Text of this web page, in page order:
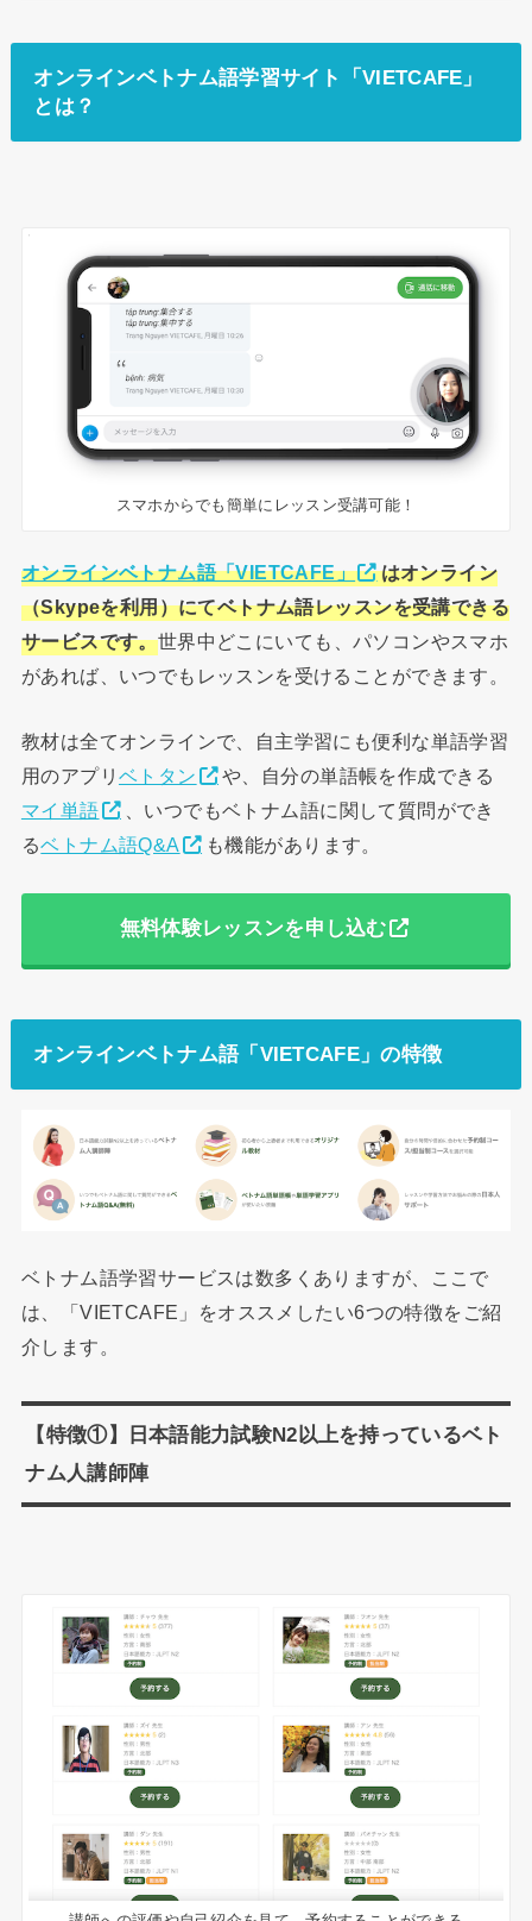
オンラインベトナム語学習サイト「VIETCAFE」
とは？
スマホからでも簡単にレッスン受講可能！
オンラインベトナム語「VIETCAFE」
はオンライン
（Skypeを利用）にてベトナム語レッスンを受講できる
サービスです。世界中どこにいても、パソコンやスマホ
があれば、いつでもレッスンを受けることができます。
教材は全てオンラインで、自主学習にも便利な単語学習
用のアプリ ベトタン
や、自分の単語帳を作成できる
マイ単語
、いつでもベトナム語に関して質問ができ
るベトナム語Q&A も機能があります。
無料体験レッスンを申し込む
オンラインベトナム語「VIETCAFE」の特徴
ベトナム語学習サービスは数多くありますが、ここで
は、「VIETCAFE」をオススメしたい6つの特徴をご紹
介します。
【特徴①】日本語能力試験N2以上を持っているベト
ナム人講師陣